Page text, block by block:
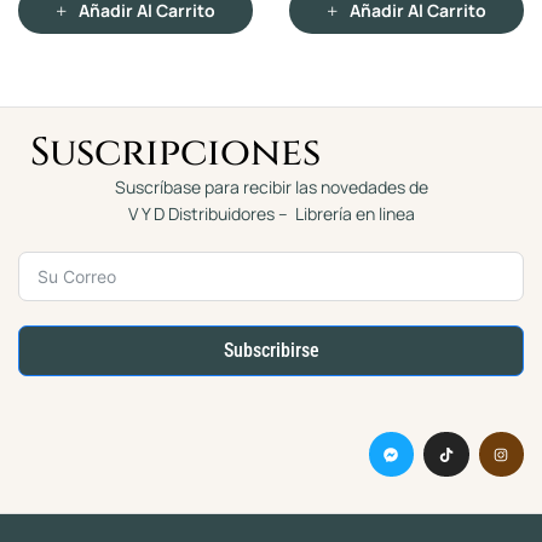
0
e
Añadir Al Carrito
0
e
Suscripciones
Suscríbase para recibir las novedades de
V Y D Distribuidores – Librería en linea
Subscribirse